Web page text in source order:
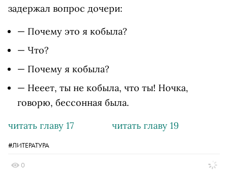
задержал вопрос дочери:
— Почему это я кобыла?
— Что?
— Почему я кобыла?
— Нееет, ты не кобыла, что ты! Ночка,
говорю, бессонная была.
читать главу 17
читать главу 19
#ЛИТЕРАТУРА
0